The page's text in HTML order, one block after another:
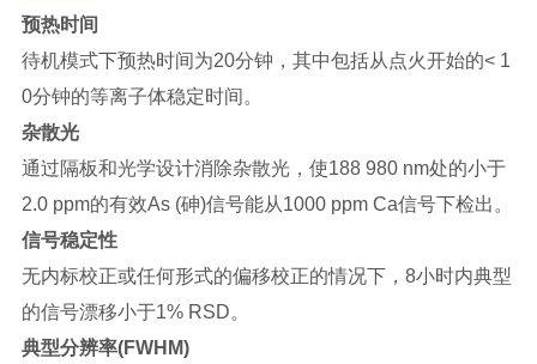
预热时间
待机模式下预热时间为20分钟，其中包括从点火开始的< 1
0分钟的等离子体稳定时间。
杂散光
通过隔板和光学设计消除杂散光，使188 980 nm处的小于
2.0 ppm的有效As (砷)信号能从1000 ppm Ca信号下检出。
信号稳定性
无内标校正或任何形式的偏移校正的情况下，8小时内典型
的信号漂移小于1% RSD。
典型分辨率(FWHM)